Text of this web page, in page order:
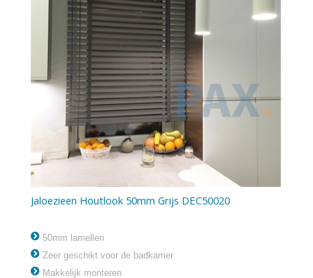
Jaloezieen Houtlook 50mm Grijs DEC50020
50mm lamellen
Zeer geschikt voor de badkamer
Makkelijk monteren